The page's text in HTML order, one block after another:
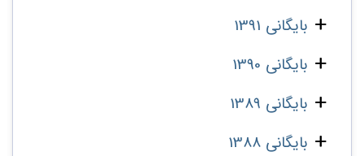
بایگانی 1391
بایگانی 1390
بایگانی 1389
بایگانی 1388